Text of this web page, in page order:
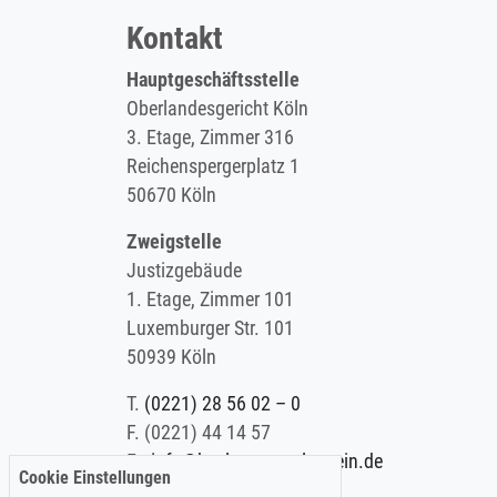
Kontakt
Hauptgeschäftsstelle
Oberlandesgericht Köln
3. Etage, Zimmer 316
Reichenspergerplatz 1
50670 Köln
Zweigstelle
Justizgebäude
1. Etage, Zimmer 101
Luxemburger Str. 101
50939 Köln
T. (0221) 28 56 02 – 0
F. (0221) 44 14 57
E.info@koelner-anwaltverein.de
Cookie Einstellungen